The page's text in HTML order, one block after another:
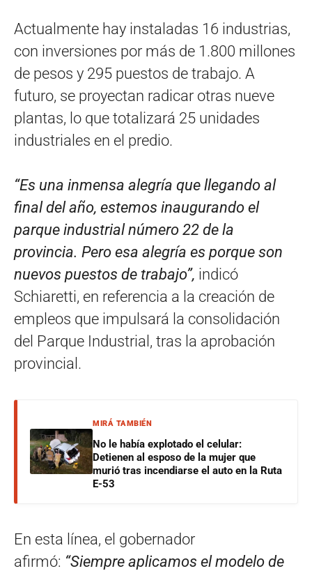
Actualmente hay instaladas 16 industrias,
con inversiones por más de 1.800 millones
de pesos y 295 puestos de trabajo. A
futuro, se proyectan radicar otras nueve
plantas, lo que totalizará 25 unidades
industriales en el predio.
“Es una inmensa alegría que llegando al
final del año, estemos inaugurando el
parque industrial número 22 de la
provincia. Pero esa alegría es porque son
nuevos puestos de trabajo”, indicó
Schiaretti, en referencia a la creación de
empleos que impulsará la consolidación
del Parque Industrial, tras la aprobación
provincial.
MIRÁ TAMBIÉN
No le había explotado el celular:
Detienen al esposo de la mujer que
murió tras incendiarse el auto en la Ruta
E-53
En esta línea, el gobernador
afirmó: “Siempre aplicamos el modelo de